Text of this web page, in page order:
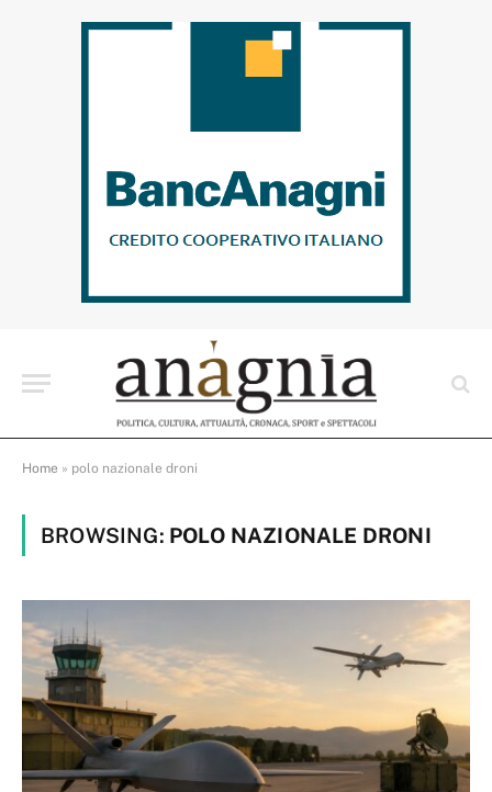
Home » polo nazionale droni
BROWSING: POLO NAZIONALE DRONI